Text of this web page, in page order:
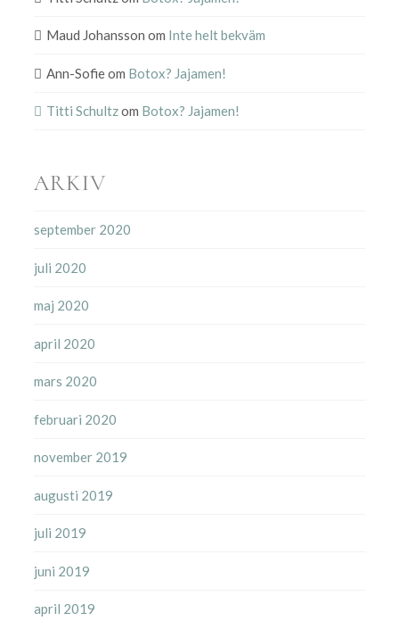
Maud Johansson om Inte helt bekväm
Ann-Sofieom Botox? Jajamen!
Titti Schultzom Botox? Jajamen!
ARKIV
september 2020
juli 2020
maj 2020
april 2020
mars 2020
februari 2020
november 2019
augusti 2019
juli 2019
juni 2019
april 2019